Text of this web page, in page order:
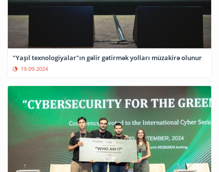
"Yaşıl texnologiyalar"ın gəlir gətirmək yolları müzakirə olunur
19-09-2024